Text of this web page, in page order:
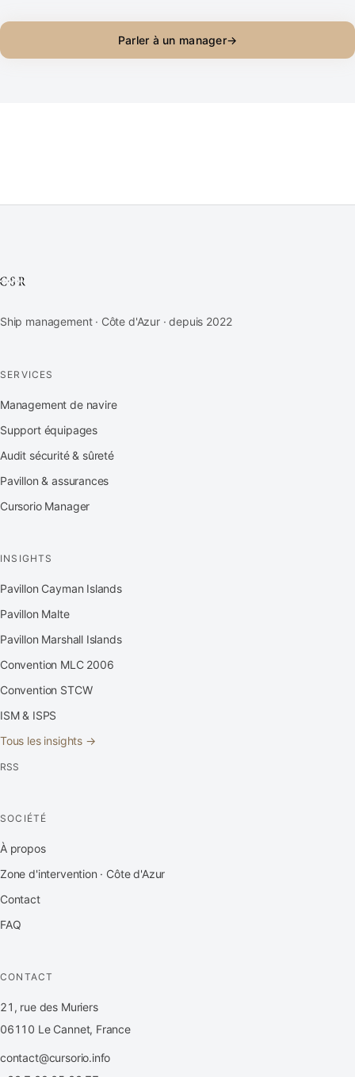
Parler à un manager→
Ship management · Côte d'Azur · depuis 2022
SERVICES
Management de navire
Support équipages
Audit sécurité & sûreté
Pavillon & assurances
Cursorio Manager
INSIGHTS
Pavillon Cayman Islands
Pavillon Malte
Pavillon Marshall Islands
Convention MLC 2006
Convention STCW
ISM & ISPS
Tous les insights →
RSS
SOCIÉTÉ
À propos
Zone d'intervention · Côte d'Azur
Contact
FAQ
CONTACT
21, rue des Muriers
06110 Le Cannet, France
contact@cursorio.info